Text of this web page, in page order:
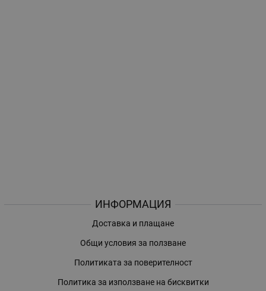
ИНФОРМАЦИЯ
Доставка и плащане
Общи условия за ползване
Политиката за поверителност
Политика за използване на бисквитки